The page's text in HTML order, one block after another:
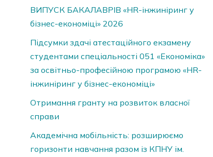
ВИПУСК БАКАЛАВРІВ «HR-інжиніринг у
бізнес-економіці» 2026
Підсумки здачі атестаційного екзамену
студентами спеціальності 051 «Економіка»
за освітньо-професійною програмою «HR-
інжиніринг у бізнес-економіці»
Отримання гранту на розвиток власної
справи
Академічна мобільність: розширюємо
горизонти навчання разом із КПНУ ім.